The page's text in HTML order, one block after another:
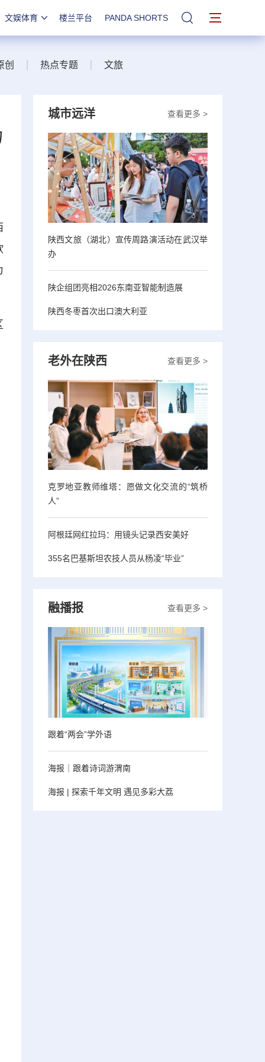
文娱体育 楼兰平台 PANDA SHORTS 站内搜索
创 热点专题 文旅
查看更多 >
城市远洋
陕西文旅（湖北）宣传周路演活动在武汉举
办
陕企组团亮相2026东南亚智能制造展
陕西冬枣首次出口澳大利亚
查看更多 >
老外在陕西
克罗地亚教师维塔：愿做文化交流的“筑桥
人”
阿根廷网红拉玛：用镜头记录西安美好
355名巴基斯坦农技人员从杨凌“毕业”
查看更多 >
融播报
跟着“两会”学外语
海报｜跟着诗词游渭南
海报 | 探索千年文明 遇见多彩大荔